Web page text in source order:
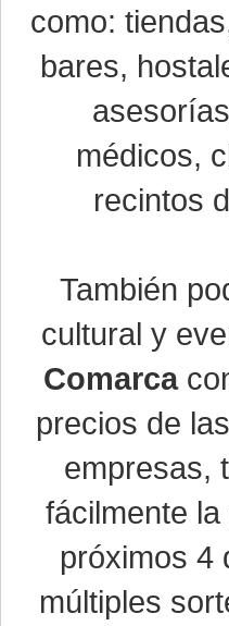
como:
bares,
médicos,
recintos
También
cultural y
Comarca
precios de
empresas,
fácilmente
próximos 4
múltiples